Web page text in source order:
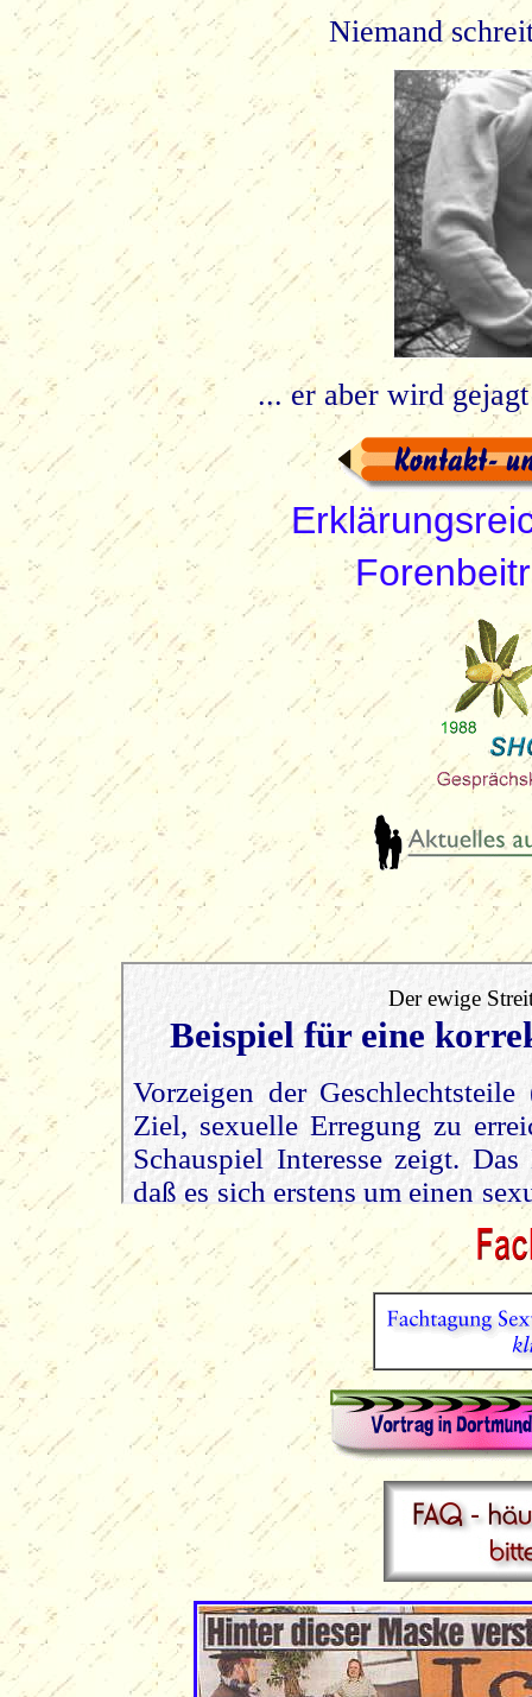
Niemand
... er aber wird